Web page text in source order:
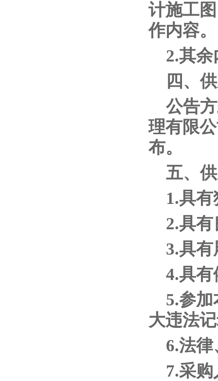
计施工
作内容。
2.其
四、
公告
理有限
布。
五、
1.具
2.具
3.具
4.具
5.参
大违法
6.法
7.采